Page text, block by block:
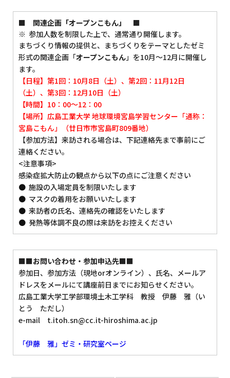
■ 関連企画「オープンこもん」 ■
参加人数を制限した上で、通常通り開催します。
まちづくり情報の提供と、まちづくりをテーマとしたゼミ
形式の関連企画「オープンこもん」を10月～12月に開催し
ます。
【日程】第1回：10月8日（土）、第2回：11月12日
（土）、第3回：12月10日（土）
【時間】10：00～12：00
【場所】広島工業大学 地球環境宮島学習センター「通称：
宮島こもん」（廿日市市宮島町809番地）
【参加方法】来訪される場合は、下記連絡先まで事前にご
連絡ください。
<注意事項>
感染症拡大防止の観点から以下の点にご注意ください
施設の入場定員を制限いたします
マスクの着用をお願いいたします
来訪者の氏名、連絡先の確認をいたします
発熱等体調不良の際は来訪をお控えください
■■お問い合わせ・参加申込先■■
参加日、参加方法（現地orオンライン）、氏名、メールア
ドレスをメールにて講座前日までにお知らせください。
広島工業大学工学部環境土木工学科 教授 伊藤 雅（い
とう ただし）
e-mail t.itoh.sn@cc.it-hiroshima.ac.jp
「伊藤 雅」ゼミ・研究室ページ